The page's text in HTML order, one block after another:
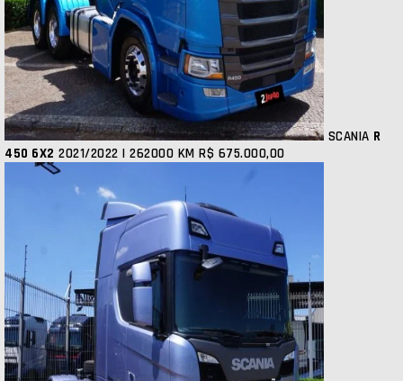
SCANIA R
450 6X2 2021/2022 | 262000 KM R$ 675.000,00